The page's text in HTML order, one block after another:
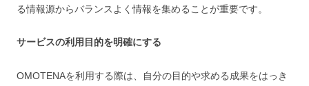
る情報源からバランスよく情報を集めることが重要です。
サービスの利用目的を明確にする
OMOTENAを利用する際は、自分の目的や求める成果をはっき